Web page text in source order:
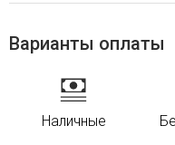
Варианты оплаты
Наличные